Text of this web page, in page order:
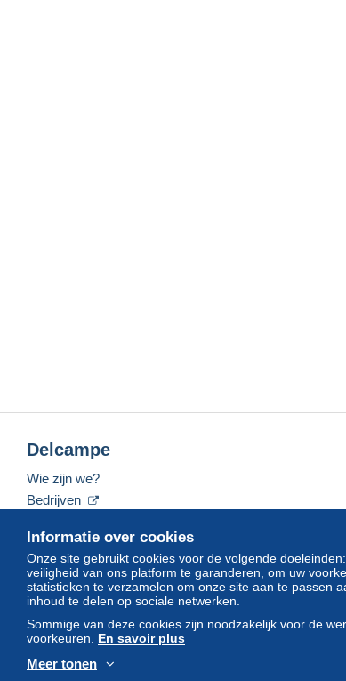
Informatie over cookies
Onze site gebruikt cookies voor de volgende
veiligheid van ons platform te garanderen, om uw
statistieken te verzamelen om onze site aan te passen
inhoud te delen op sociale netwerken.
Sommige van deze cookies zijn noodzakelijk voor de
voorkeuren. En savoir plus
Meer tonen
Delcampe
Wie zijn we?
Bedrijven
Neem contact met ons op
© Delcampe International srl. Alle rechten voorbehouden.